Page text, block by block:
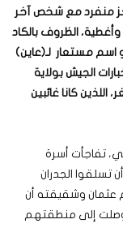
منفرد مع شخص آخر
الظروف بالكاد
اسم مستعار لـ(عاين)
الجيش بولاية
كانا غائبين
تفاجأت أسرة
تسلقوا الجدران
أم عثمان وشقيقته أن
وصلت إلى منطقتهم